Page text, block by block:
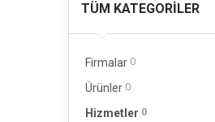
TÜM KATEGORILER
Firmalar 0
Ürünler 0
Hizmetler 0